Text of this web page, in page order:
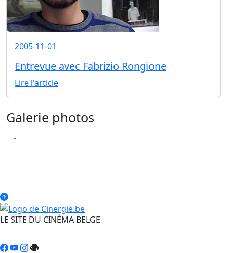
2005-11-01
Entrevue avec Fabrizio Rongione
Lire l'article
Galerie photos
LE SITE DU CINÉMA BELGE